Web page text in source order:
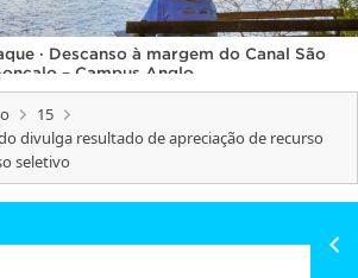
· Descanso à margem do Canal São
– Campus Anglo
15
divulga resultado de apreciação de recurso
seletivo